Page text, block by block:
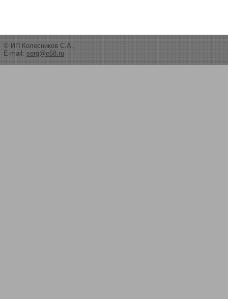
© ИП Колесников С.А.,
E-mail: serg@e58.ru